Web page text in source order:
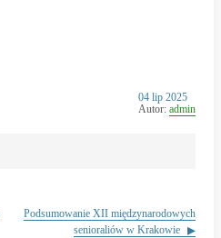
Opublikowano
w
04 lip 2025
Autor: admin
Podsumowanie XII międzynarodowych
senioraliów w Krakowie